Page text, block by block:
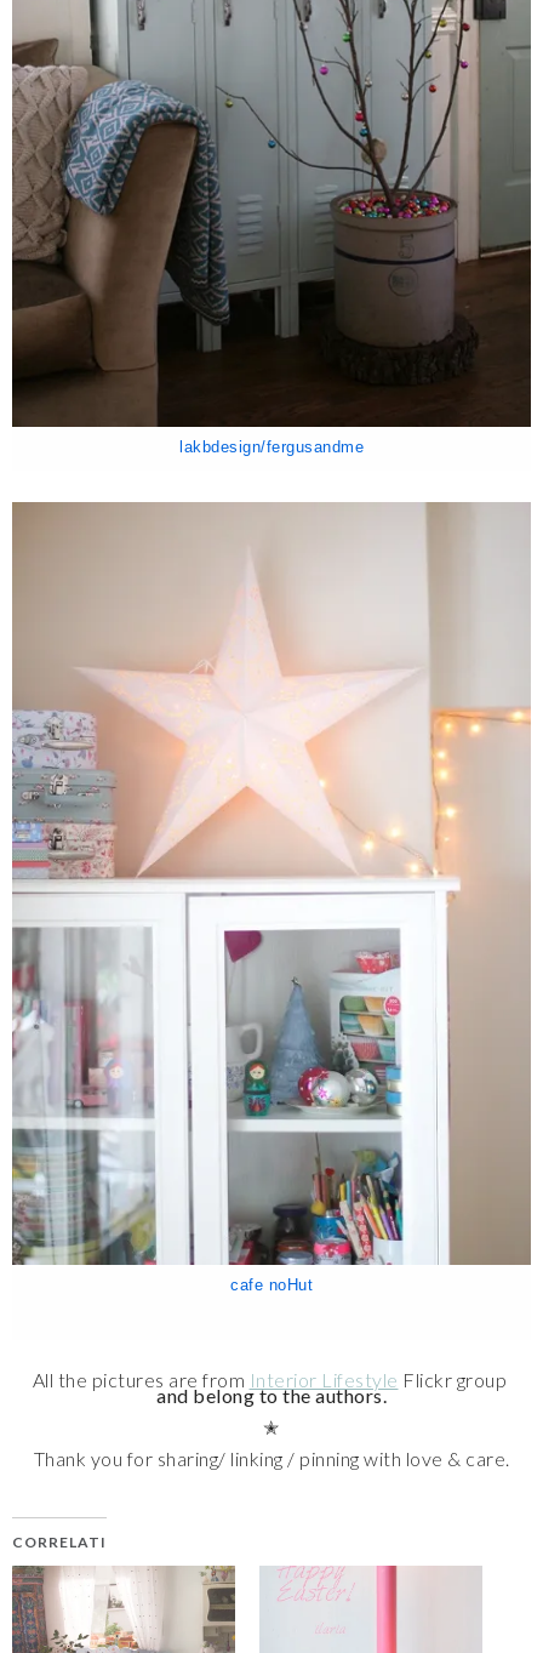
lakbdesign/fergusandme
cafe noHut
All the pictures are from Interior Lifestyle Flickr group
and belong to the authors.
✭
Thank you for sharing/ linking / pinning with love & care.
CORRELATI